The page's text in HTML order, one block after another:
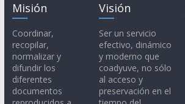
Misión
Coordinar,
recopilar,
normalizar y
difundir los
diferentes
documentos
Visión
Ser un servicio
efectivo, dinámico
y moderno que
coadyuve, no sólo
al acceso y
preservación en el